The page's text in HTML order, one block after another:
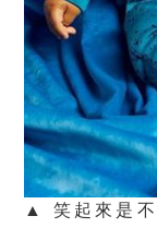
▲ 笑起來是不